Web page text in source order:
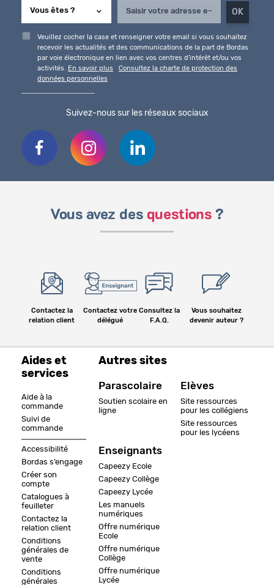
Veuillez cocher la case et renseigner votre email si vous souhaitez
recevoir les actualités et des communications de la part de Bordas
par voie électronique en lien avec vos centres d'intérêt et/ou vos
activités.
En savoir plus
Consultez la charte de protection des
données personnelles
Suivez-nous sur les réseaux sociaux
Vous avez des questions ?
Contactez la
relation client
Contactez votre
délégué
Consultez la
F.A.Q.
Vous souhaitez
devenir auteur ?
Aides et
services
Aide à la
commande
Suivi de
commande
Accessibilité
Bordas s’engage
Créer son
compte
Catalogues à
feuilleter
Contactez la
relation client
Conditions
générales de
vente
Conditions
générales
Autres sites
Parascolaire
Soutien scolaire en
ligne
Enseignants
Capeezy Ecole
Capeezy Collège
Capeezy Lycée
Les manuels
numériques
Offre numérique
Ecole
Offre numérique
Collège
Offre numérique
Lycée
Elèves
Site ressources
pour les collégiens
Site ressources
pour les lycéens